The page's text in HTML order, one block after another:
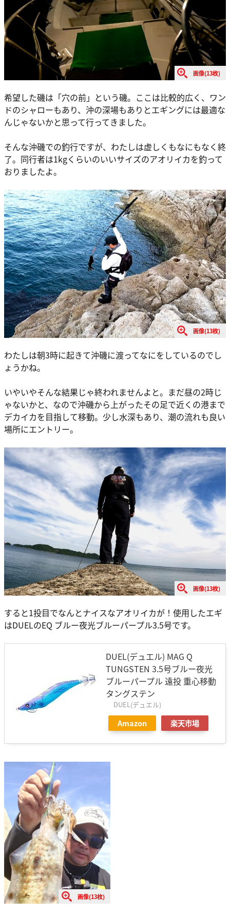
画像(13枚)
希望した磯は「穴の前」という磯。ここは比較的広く、ワン
ドのシャローもあり、沖の深場もありとエギングには最適な
んじゃないかと思って行ってきました。
そんな沖磯での釣行ですが、わたしは虚しくもなにもなく終
了。同行者は1kgくらいのいいサイズのアオリイカを釣って
おりましたよ。
画像(13枚)
わたしは朝3時に起きて沖磯に渡ってなにをしているのでし
ょうかね。
いやいやそんな結果じゃ終われませんよと。まだ昼の2時じ
ゃないかと、なので沖磯から上がったその足で近くの港まで
デカイカを目指して移動。少し水深もあり、潮の流れも良い
場所にエントリー。
画像(13枚)
すると1投目でなんとナイスなアオリイカが！使用したエギ
はDUELのEQ ブルー夜光ブルーパープル3.5号です。
DUEL(デュエル) MAG Q
TUNGSTEN 3.5号ブルー夜光
ブルーパープル 遠投 重心移動
タングステン
DUEL(デュエル)
Amazon 楽天市場
画像(13枚)